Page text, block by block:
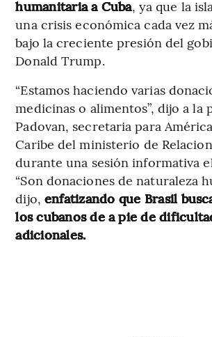
humanitaria a Cuba, ya que la
una crisis económica cada vez
bajo la creciente presión del
Donald Trump.
“Estamos haciendo varias
medicinas o alimentos”, dijo a la
Padovan, secretaria para
Caribe del ministerio de
durante una sesión informativa
“Son donaciones de naturaleza
dijo, enfatizando que Brasil
los cubanos de a pie de
adicionales.